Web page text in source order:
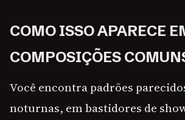
COMO ISSO APARECE
COMPOSIÇÕES
Você encontra padrões
noturnas, em bastidores de